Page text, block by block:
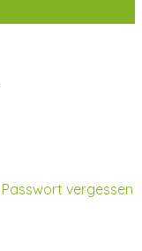
Passwort vergessen